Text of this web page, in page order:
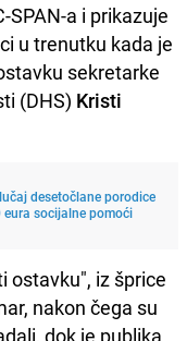
a i prikazuje
u trenutku kada je
sekretarke
(DHS) Kristi
desetočlane porodice
socijalne pomoći
ostavku", iz šprice
nakon čega su
dok je publika